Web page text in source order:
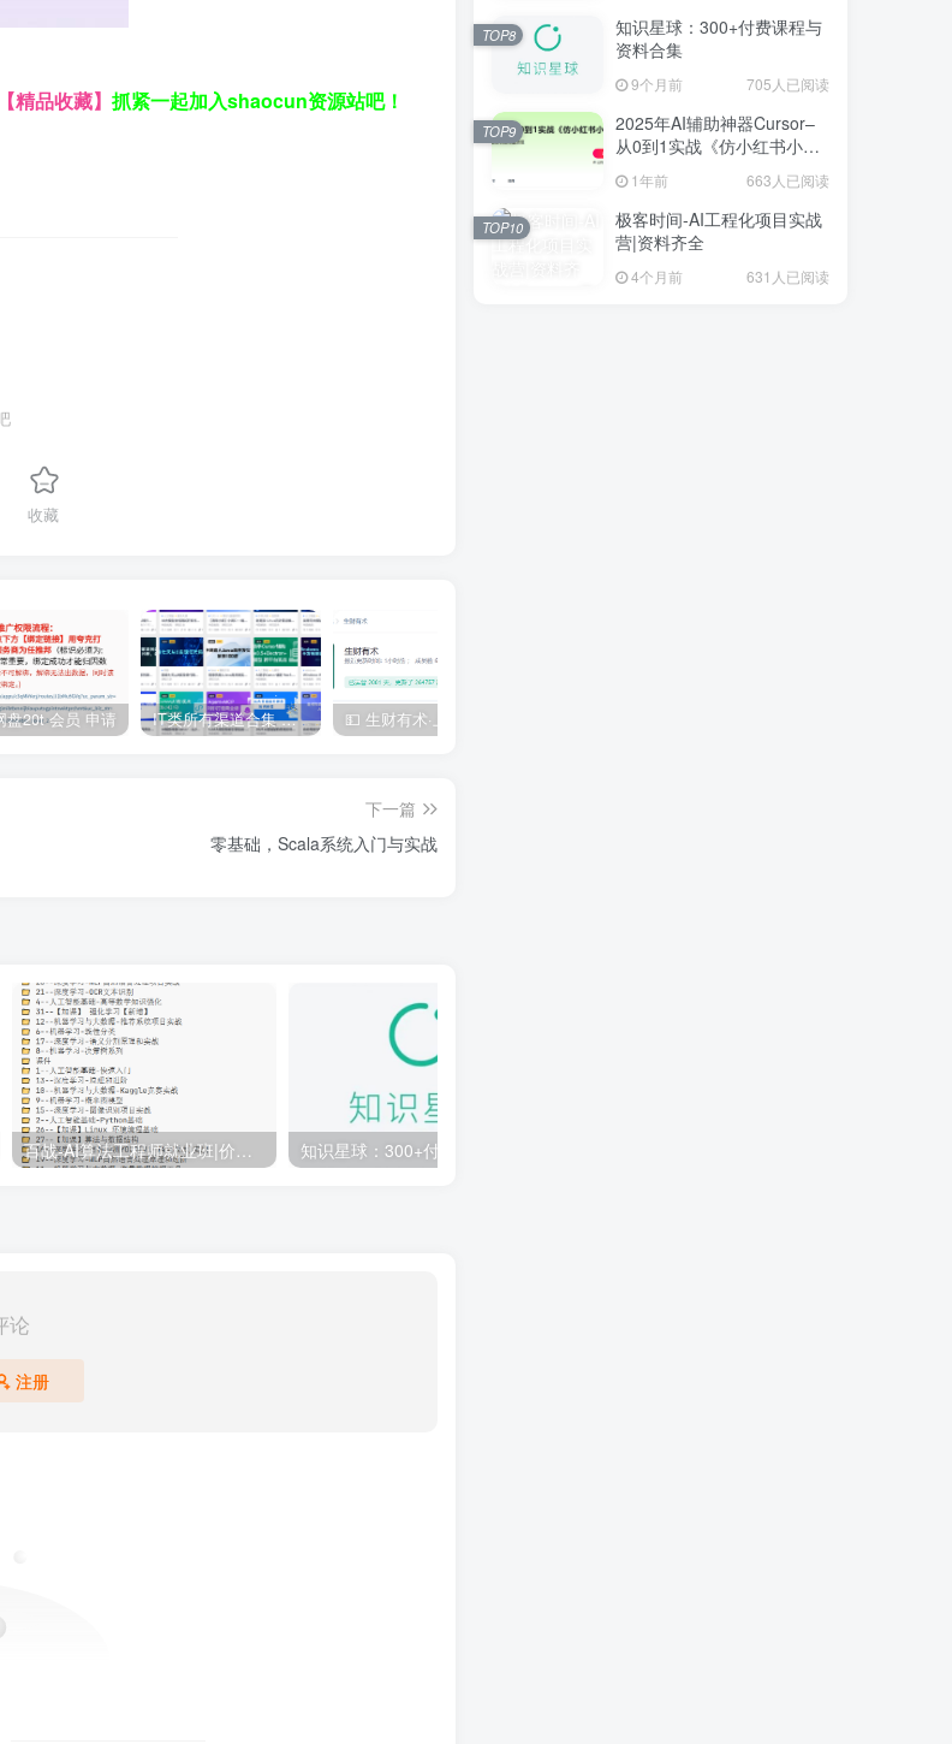
【精品收藏】 抓紧一起加入shaocun资源站吧！
收藏
盘20t 会员 申请 IT类所有渠道合集 持续日更，目前近四千多条资源 年费用户微信私信获取权限
下一篇
零基础，Scala系统入门与实战
百战-AI算法工程师就业班|价值18980元|冲击百万年薪|完结无秘
论
注册
知识星球：300+付费课程与
资料合集
9个月前 705人已阅读
TOP8
2025年AI辅助神器Cursor–
从0到1实战《仿小红书小程
序》1年前 663人已阅读
TOP9
极客时间-AI工程化项目实战
营|资料齐全
4个月前 631人已阅读
TOP10